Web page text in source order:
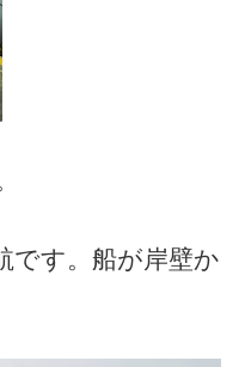
です。船が岸壁か